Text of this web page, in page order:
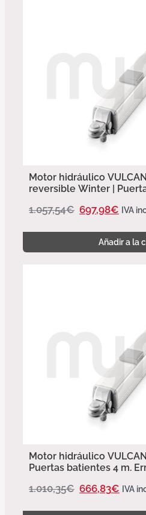
Motor hidráulico
reversible Winter |
1.057,54€ 697,98€ IVA
Añadir a la
Motor hidráulico
Puertas batientes 4 m.
1.010,35€ 666,83€ IVA